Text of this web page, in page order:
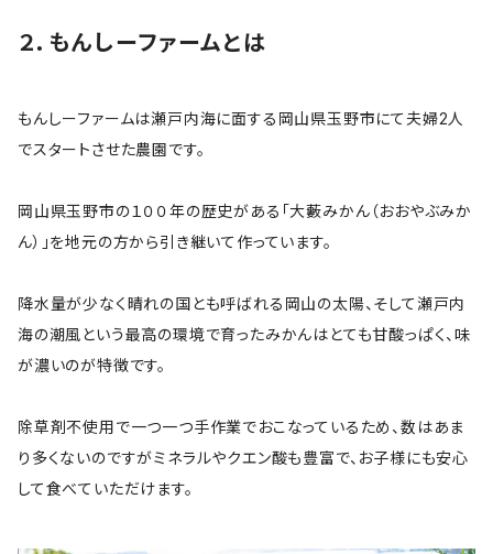
２．もんしーファームとは
もんしーファームは瀬戸内海に面する岡山県玉野市にて夫婦2人
でスタートさせた農園です。
岡山県玉野市の１００年の歴史がある「大藪みかん（おおやぶみか
ん）」を地元の方から引き継いて作っています。
降水量が少なく晴れの国とも呼ばれる岡山の太陽、そして瀬戸内
海の潮風という最高の環境で育ったみかんはとても甘酸っぱく、味
が濃いのが特徴です。
除草剤不使用で一つ一つ手作業でおこなっているため、数はあま
り多くないのですがミネラルやクエン酸も豊富で、お子様にも安心
して食べていただけます。